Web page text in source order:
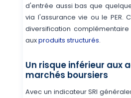
d'entrée aussi bas que
via l'assurance vie ou le PER.
diversification complémentaire
auxproduits structurés.
Un risque inférieur aux
marchés boursiers
Avec un indicateur SRI